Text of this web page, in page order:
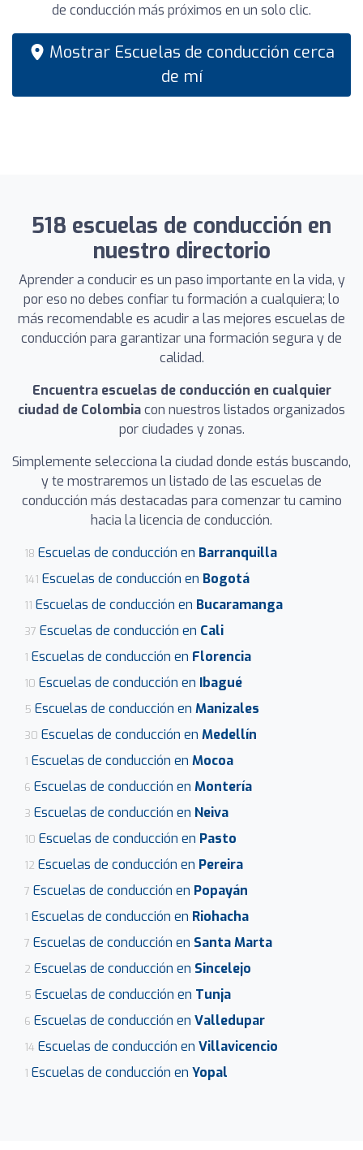
de conducción más próximos en un solo clic.
Mostrar Escuelas de conducción cerca
de mí
518 escuelas de conducción en
nuestro directorio
Aprender a conducir es un paso importante en la vida, y
por eso no debes confiar tu formación a cualquiera; lo
más recomendable es acudir a las mejores escuelas de
conducción para garantizar una formación segura y de
calidad.
Encuentra escuelas de conducción en cualquier
ciudad de Colombiacon nuestros listados organizados
por ciudades y zonas.
Simplemente selecciona la ciudad donde estás buscando,
y te mostraremos un listado de las escuelas de
conducción más destacadas para comenzar tu camino
hacia la licencia de conducción.
18 Escuelas de conducción en Barranquilla
141 Escuelas de conducción en Bogotá
11 Escuelas de conducción en Bucaramanga
37 Escuelas de conducción en Cali
1 Escuelas de conducción en Florencia
10 Escuelas de conducción en Ibagué
5 Escuelas de conducción en Manizales
30 Escuelas de conducción en Medellín
1 Escuelas de conducción en Mocoa
6 Escuelas de conducción en Montería
3 Escuelas de conducción en Neiva
10 Escuelas de conducción en Pasto
12 Escuelas de conducción en Pereira
7 Escuelas de conducción en Popayán
1 Escuelas de conducción en Riohacha
7 Escuelas de conducción en Santa Marta
2 Escuelas de conducción en Sincelejo
5 Escuelas de conducción en Tunja
6 Escuelas de conducción en Valledupar
14 Escuelas de conducción en Villavicencio
1 Escuelas de conducción en Yopal